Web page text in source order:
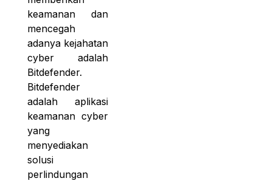
keamanan dan
mencegah
adanya kejahatan
cyber adalah
Bitdefender.
Bitdefender
adalah aplikasi
keamanan cyber
yang
menyediakan
solusi
perlindungan